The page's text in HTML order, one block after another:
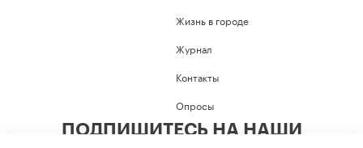
Жизнь в городе
Журнал
Контакты
Опросы
ПОДПИШИТЕСЬ НА НАШИ